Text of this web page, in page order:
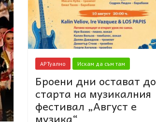
АРТуално Искам да съм там
Броени дни остават до
старта на музикалния
фестивал „Август е